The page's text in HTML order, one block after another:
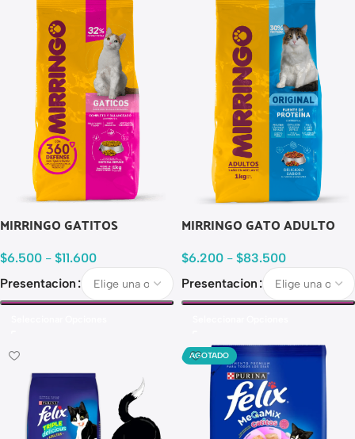
MIRRINGO GATITOS
$6.500 - $11.600
Presentacion
MIRRINGO GATO ADULTO
$6.200 - $83.500
Presentacion
AGOTADO